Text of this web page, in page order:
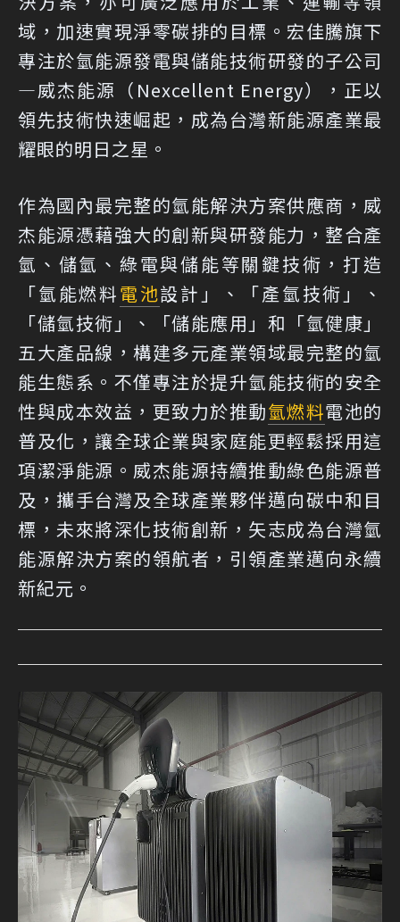
域，加速實現淨零碳排的目標。宏佳騰旗下
專注於氫能源發電與儲能技術研發的子公司
—威杰能源（Nexcellent Energy），正以
領先技術快速崛起，成為台灣新能源產業最
耀眼的明日之星。
作為國內最完整的氫能解決方案供應商，威
杰能源憑藉強大的創新與研發能力，整合產
氫、儲氫、綠電與儲能等關鍵技術，打造
「氫能燃料電池設計」、「產氫技術」、
「儲氫技術」、「儲能應用」和「氫健康」
五大產品線，構建多元產業領域最完整的氫
能生態系。不僅專注於提升氫能技術的安全
性與成本效益，更致力於推動氫燃料電池的
普及化，讓全球企業與家庭能更輕鬆採用這
項潔淨能源。威杰能源持續推動綠色能源普
及，攜手台灣及全球產業夥伴邁向碳中和目
標，未來將深化技術創新，矢志成為台灣氫
能源解決方案的領航者，引領產業邁向永續
新紀元。